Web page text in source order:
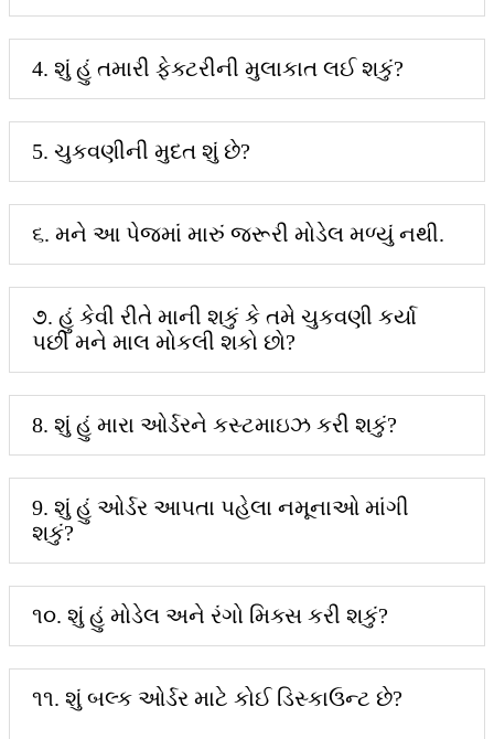
4. શું હું તમારી ફેક્ટરીની મુલાકાત લઈ શકું?
5. ચુકવણીની મુદત શું છે?
૬. મને આ પેજમાં મારું જરૂરી મોડેલ મળ્યું નથી.
૭. હું કેવી રીતે માની શકું કે તમે ચુકવણી કર્યા
પછી મને માલ મોકલી શકો છો?
8. શું હું મારા ઓર્ડરને કસ્ટમાઇઝ કરી શકું?
9. શું હું ઓર્ડર આપતા પહેલા નમૂનાઓ માંગી
શકું?
૧૦. શું હું મોડેલ અને રંગો મિક્સ કરી શકું?
૧૧. શું બલ્ક ઓર્ડર માટે કોઈ ડિસ્કાઉન્ટ છે?